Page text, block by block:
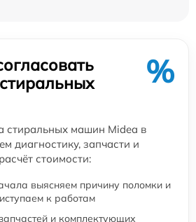
%
стиральных машин Midea в
диагностику, запчасти и
стоимости:
выясняем причину поломки и
к работам
и комплектующих